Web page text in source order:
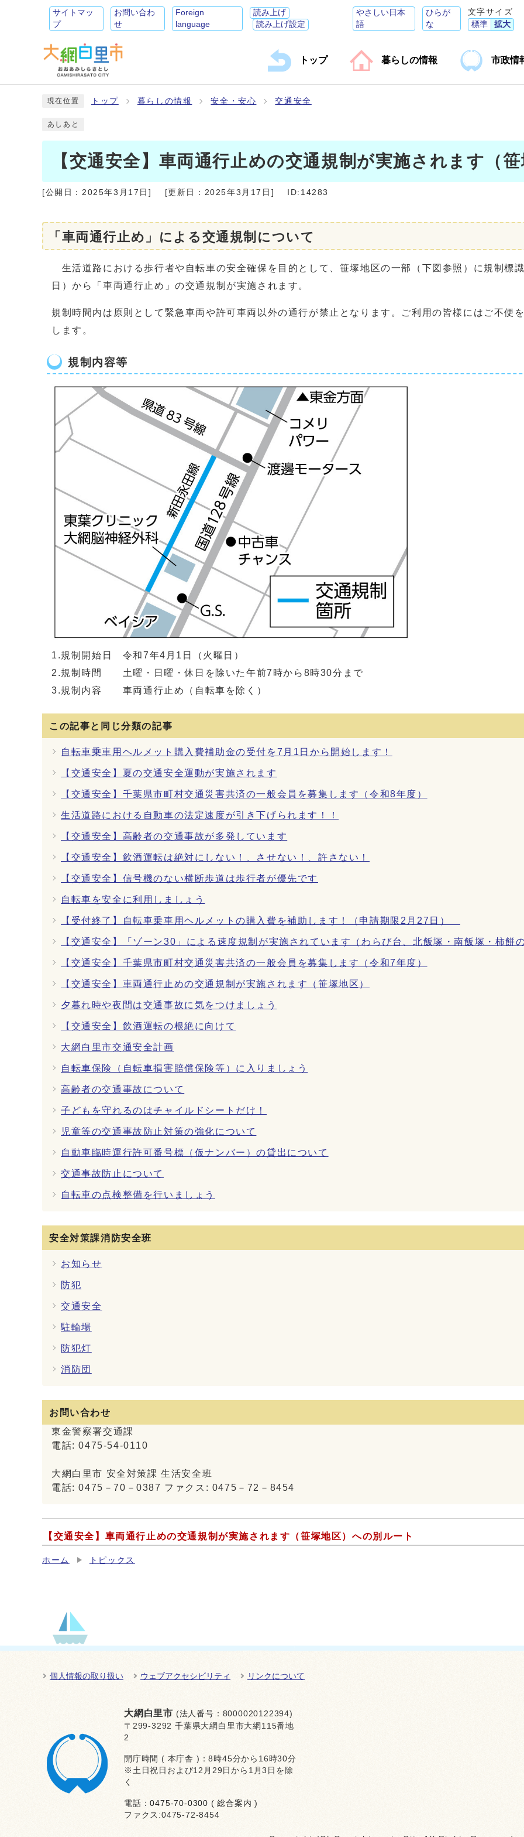
サイトマッ
プ
お問い合わ
せ
Foreign
language
読み上げ
読み上げ設定
やさしい日本
語
ひらが
な
文字サイズ
標準
拡大
トップ 暮らしの情報 市政情
現在位置 トップ 暮らしの情報 安全・安心 交通安全
あしあと
【交通安全】車両通行止めの交通規制が実施されます（
[公開日： 2025年3月17日 ] [更新日： 2025年3月17日 ] ID:14283
「車両通行止め」による交通規制について
生活道路における歩行者や自転車の安全確保を目的として、笹塚地区の一部（下図参照）に規制標
日）から「車両通行止め」の交通規制が実施されます。
規制時間内は原則として緊急車両や許可車両以外の通行が禁止となります。ご利用の皆様にはご不便
します。
規制内容等
1.規制開始日 令和7年4月1日（火曜日）
2.規制時間 土曜・日曜・休日を除いた午前7時から8時30分まで
3.規制内容 車両通行止め（自転車を除く）
この記事と同じ分類の記事
自転車乗車用ヘルメット購入費補助金の受付を7月1日から開始します！
【交通安全】夏の交通安全運動が実施されます
【交通安全】千葉県市町村交通災害共済の一般会員を募集します（令和8年度）
生活道路における自動車の法定速度が引き下げられます！！
【交通安全】高齢者の交通事故が多発しています
【交通安全】飲酒運転は絶対にしない！、させない！、許さない！
【交通安全】信号機のない横断歩道は歩行者が優先です
自転車を安全に利用しましょう
【受付終了】自転車乗車用ヘルメットの購入費を補助します！（申請期限2月27日）
【交通安全】「ゾーン30」による速度規制が実施されています（わらび台、北飯塚・南飯塚・柿餅
【交通安全】千葉県市町村交通災害共済の一般会員を募集します（令和7年度）
【交通安全】車両通行止めの交通規制が実施されます（笹塚地区）
夕暮れ時や夜間は交通事故に気をつけましょう
【交通安全】飲酒運転の根絶に向けて
大網白里市交通安全計画
自転車保険（自転車損害賠償保険等）に入りましょう
高齢者の交通事故について
子どもを守れるのはチャイルドシートだけ！
児童等の交通事故防止対策の強化について
自動車臨時運行許可番号標（仮ナンバー）の貸出について
交通事故防止について
自転車の点検整備を行いましょう
安全対策課消防安全班
お知らせ
防犯
交通安全
駐輪場
防犯灯
消防団
お問い合わせ
東金警察署交通課
電話: 0475-54-0110
大網白里市 安全対策課 生活安全班
電話: 0475－70－0387 ファクス: 0475－72－8454
【交通安全】車両通行止めの交通規制が実施されます（笹塚地区）への別ルート
ホーム トピックス
個人情報の取り扱い ウェブアクセシビリティ リンクについて
大網白里市 (法人番号：8000020122394)
〒299-3292 千葉県大網白里市大網115番地
2
開庁時間 ( 本庁舎 )：8時45分から16時30分
※土日祝日および12月29日から1月3日を除
く
電話：0475-70-0300 ( 総合案内 )
ファクス:0475-72-8454